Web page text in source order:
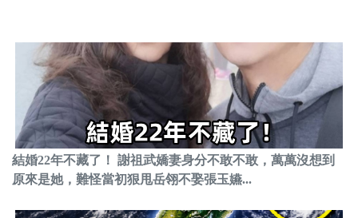
結婚22年不藏了！ 謝祖武嬌妻身分不敢不敢，萬萬沒想到
原來是她，難怪當初狠甩岳翎不娶張玉嬿...